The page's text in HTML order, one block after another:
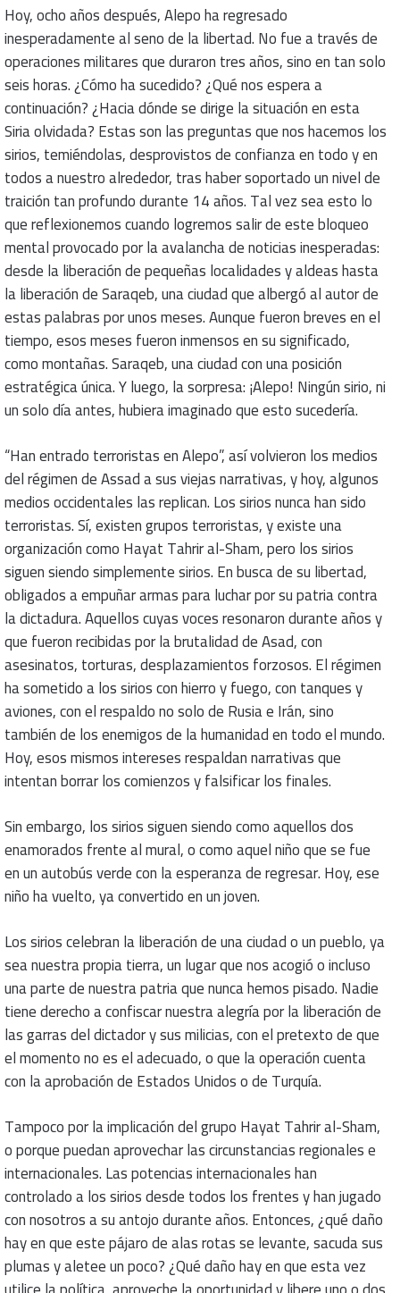
Hoy, ocho años después, Alepo ha regresado
inesperadamente al seno de la libertad. No fue a través de
operaciones militares que duraron tres años, sino en tan solo
seis horas. ¿Cómo ha sucedido? ¿Qué nos espera a
continuación? ¿Hacia dónde se dirige la situación en esta
Siria olvidada? Estas son las preguntas que nos hacemos los
sirios, temiéndolas, desprovistos de confianza en todo y en
todos a nuestro alrededor, tras haber soportado un nivel de
traición tan profundo durante 14 años. Tal vez sea esto lo
que reflexionemos cuando logremos salir de este bloqueo
mental provocado por la avalancha de noticias inesperadas:
desde la liberación de pequeñas localidades y aldeas hasta
la liberación de Saraqeb, una ciudad que albergó al autor de
estas palabras por unos meses. Aunque fueron breves en el
tiempo, esos meses fueron inmensos en su significado,
como montañas. Saraqeb, una ciudad con una posición
estratégica única. Y luego, la sorpresa: ¡Alepo! Ningún sirio, ni
un solo día antes, hubiera imaginado que esto sucedería.
“Han entrado terroristas en Alepo”, así volvieron los medios
del régimen de Assad a sus viejas narrativas, y hoy, algunos
medios occidentales las replican. Los sirios nunca han sido
terroristas. Sí, existen grupos terroristas, y existe una
organización como Hayat Tahrir al-Sham, pero los sirios
siguen siendo simplemente sirios. En busca de su libertad,
obligados a empuñar armas para luchar por su patria contra
la dictadura. Aquellos cuyas voces resonaron durante años y
que fueron recibidas por la brutalidad de Asad, con
asesinatos, torturas, desplazamientos forzosos. El régimen
ha sometido a los sirios con hierro y fuego, con tanques y
aviones, con el respaldo no solo de Rusia e Irán, sino
también de los enemigos de la humanidad en todo el mundo.
Hoy, esos mismos intereses respaldan narrativas que
intentan borrar los comienzos y falsificar los finales.
Sin embargo, los sirios siguen siendo como aquellos dos
enamorados frente al mural, o como aquel niño que se fue
en un autobús verde con la esperanza de regresar. Hoy, ese
niño ha vuelto, ya convertido en un joven.
Los sirios celebran la liberación de una ciudad o un pueblo, ya
sea nuestra propia tierra, un lugar que nos acogió o incluso
una parte de nuestra patria que nunca hemos pisado. Nadie
tiene derecho a confiscar nuestra alegría por la liberación de
las garras del dictador y sus milicias, con el pretexto de que
el momento no es el adecuado, o que la operación cuenta
con la aprobación de Estados Unidos o de Turquía.
Tampoco por la implicación del grupo Hayat Tahrir al-Sham,
o porque puedan aprovechar las circunstancias regionales e
internacionales. Las potencias internacionales han
controlado a los sirios desde todos los frentes y han jugado
con nosotros a su antojo durante años. Entonces, ¿qué daño
hay en que este pájaro de alas rotas se levante, sacuda sus
plumas y aletee un poco? ¿Qué daño hay en que esta vez